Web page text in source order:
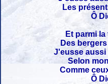
Les
Ô
Et parmi
Des
J'eusse
Selon
Comme
Ô